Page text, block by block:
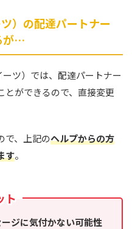
）の配達パートナー
が…
ツ）では、配達パートナー
とができるので、直接変更
で、上記のヘルプからの方
す。
ト
ジに気付かない可能性